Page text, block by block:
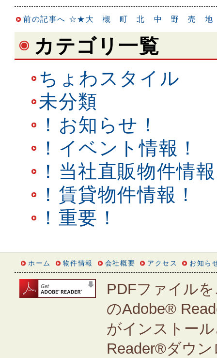
前の記事へ ☆★大 槻 町 北 中 野 売
カテゴリ一覧
ちょわスタイル
未分類
！お知らせ！
！イベント情報！
！当社直販物件情
！賃貸物件情報！
！重要！
ホーム 物件情報 会社概要 アクセス お知ら
PDFファイル
のAdobe®
がインストー
Reader®ダウ